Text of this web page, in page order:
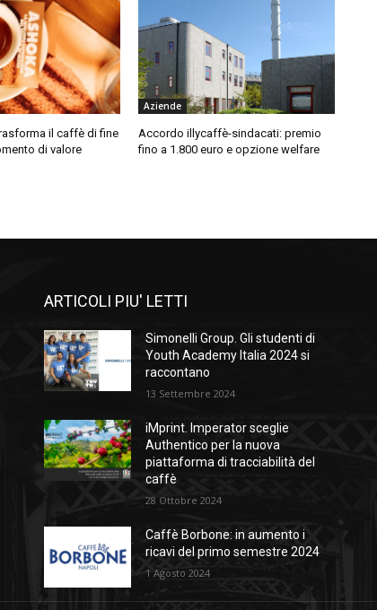
il caffè di fine
di valore
Aziende
Accordo illycaffè-sindacati: premio
fino a 1.800 euro e opzione welfare
ARTICOLI PIU' LETTI
Simonelli Group. Gli studenti di
Youth Academy Italia 2024 si
raccontano
13 Settembre 2024
iMprint. Imperator sceglie
Authentico per la nuova
piattaforma di tracciabilità del
caffè
28 Ottobre 2024
Caffè Borbone: in aumento i
ricavi del primo semestre 2024
1 Agosto 2024